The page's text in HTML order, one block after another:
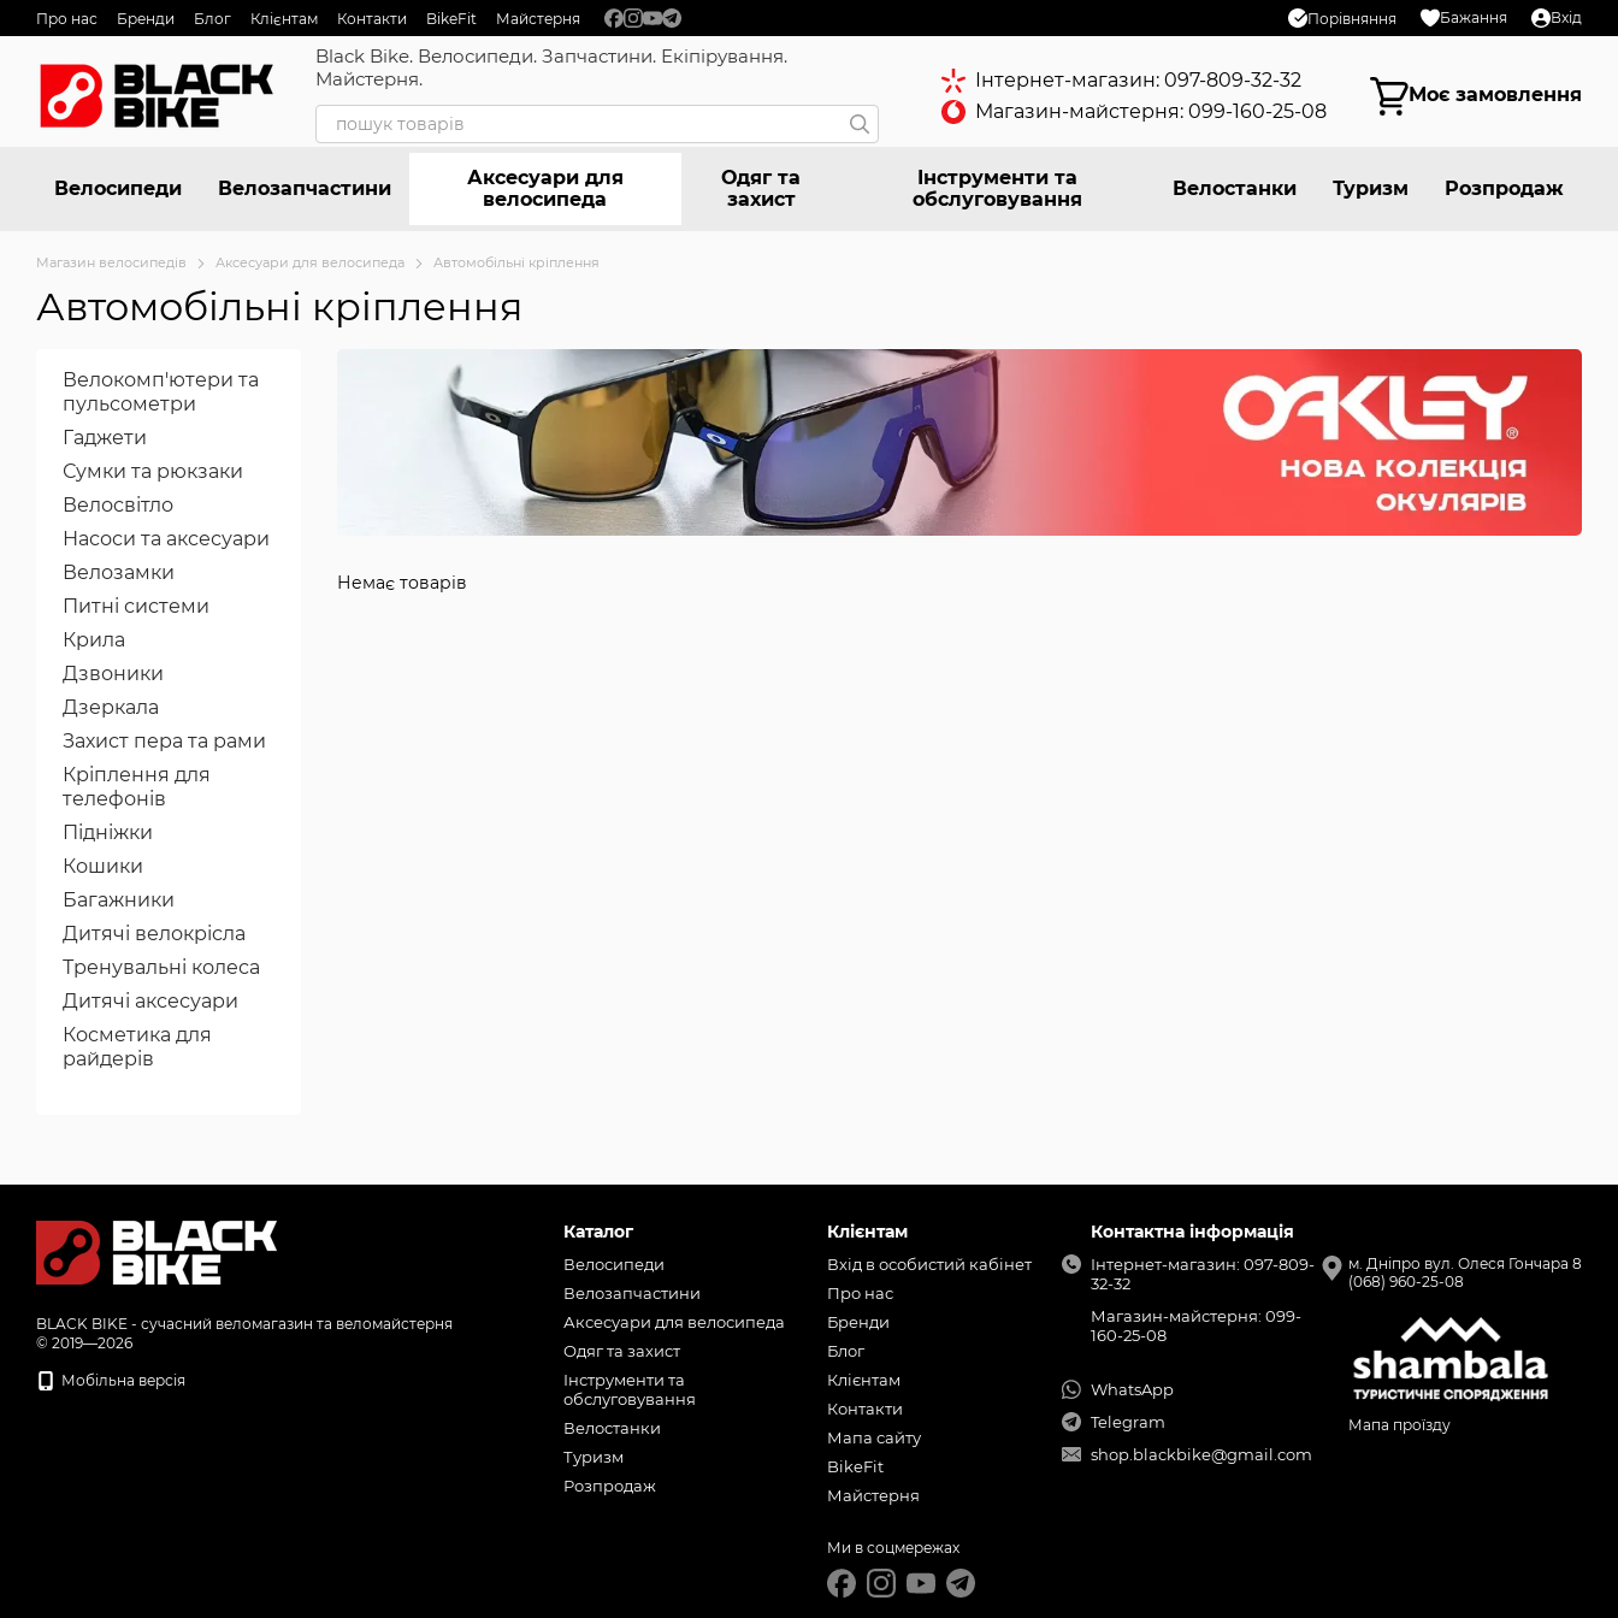
Перейти до основного контенту
Про нас Бренди Блог Клієнтам Контакти BikeFit Майстерня Порівняння Бажання Вхід
Black Bike. Велосипеди. Запчастини. Екіпірування.
Майстерня.
Інтернет-магазин: 097-809-32-32
Магазин-майстерня: 099-160-25-08
Моє замовлення
Велосипеди Велозапчастини
Аксесуари для
велосипеда
Одяг та
захист
Інструменти та
обслуговування
Велостанки Туризм Розпродаж
Магазин велосипедів Аксесуари для велосипеда Автомобільні кріплення
Автомобільні кріплення
Немає товарів
Велокомп'ютери та
пульсометри
Гаджети
Сумки та рюкзаки
Велосвітло
Насоси та аксесуари
Велозамки
Питні системи
Крила
Дзвоники
Дзеркала
Захист пера та рами
Кріплення для
телефонів
Підніжки
Кошики
Багажники
Дитячі велокрісла
Тренувальні колеса
Дитячі аксесуари
Косметика для
райдерів
BLACK BIKE - сучасний веломагазин та веломайстерня
© 2019—2026
Мобільна версія
Каталог
Велосипеди
Велозапчастини
Аксесуари для велосипеда
Одяг та захист
Інструменти та
обслуговування
Велостанки
Туризм
Розпродаж
Клієнтам
Вхід в особистий кабінет
Про нас
Бренди
Блог
Клієнтам
Контакти
Мапа сайту
BikeFit
Майстерня
Ми в соцмережах
Контактна інформація
Інтернет-магазин: 097-809-
32-32
Магазин-майстерня: 099-
160-25-08
WhatsApp
Telegram
shop.blackbike@gmail.com
м. Дніпро вул. Олеся Гончара 8
(068) 960-25-08
Мапа проїзду